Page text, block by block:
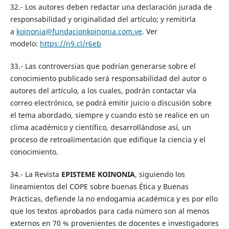
32.- Los autores deben redactar una declaración jurada de
responsabilidad y originalidad del artículo; y remitirla
a koinonia@fundacionkoinonia.com.ve. Ver
modelo: https://n9.cl/r6eb
33.- Las controversias que podrían generarse sobre el
conocimiento publicado será responsabilidad del autor o
autores del artículo, a los cuales, podrán contactar vía
correo electrónico, se podrá emitir juicio o discusión sobre
el tema abordado, siempre y cuando esto se realice en un
clima académico y científico, desarrollándose así, un
proceso de retroalimentación que edifique la ciencia y el
conocimiento.
34.- La Revista EPISTEME KOINONIA, siguiendo los
lineamientos del COPE sobre buenas Ética y Buenas
Prácticas, defiende la no endogamia académica y es por ello
que los textos aprobados para cada número son al menos
externos en 70 % provenientes de docentes e investigadores